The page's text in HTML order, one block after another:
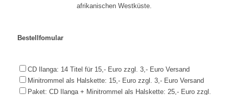
afrikanischen Westküste.
Bestellfomular
CD Ilanga: 14 Titel für 15,- Euro zzgl. 3,- Euro Versand
Minitrommel als Halskette: 15,- Euro zzgl. 3,- Euro Versand
Paket: CD Ilanga + Minitrommel als Halskette: 25,- Euro zzgl.